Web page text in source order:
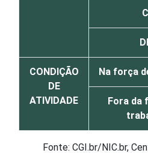
C
CONDIÇÃO
DE
ATIVIDADE
Na força
Fora da
Fonte: CGI.br/NIC.br,